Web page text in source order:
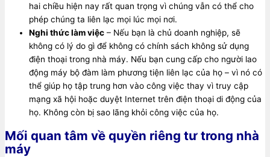
hai chiều hiện nay rất quan trọng vì chúng vẫn có thể cho
phép chúng ta liên lạc mọi lúc mọi nơi.
Nghi thức làm việc – Nếu bạn là chủ doanh nghiệp, sẽ
không có lý do gì để không có chính sách không sử dụng
điện thoại trong nhà máy. Nếu bạn cung cấp cho người lao
động máy bộ đàm làm phương tiện liên lạc của họ – vì nó có
thể giúp họ tập trung hơn vào công việc thay vì truy cập
mạng xã hội hoặc duyệt Internet trên điện thoại di động của
họ. Không còn bị sao lãng khỏi công việc của họ.
Mối quan tâm về quyền riêng tư trong nhà
máy